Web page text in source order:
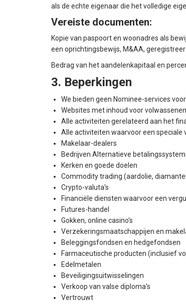
als de echte eigenaar die het volledige
Vereiste documenten:
Kopie van paspoort en woonadres als
een oprichtingsbewijs, M&AA,
Bedrag van het aandelenkapitaal en
3. Beperkingen
We bieden geen Nominee-services
Websites met inhoud voor
Alle activiteiten gerelateerd aan het
Alle activiteiten waarvoor een speciale
Makelaar-dealers
Bedrijven Alternatieve
Kerken en goede doelen
Commodity trading (aardolie,
Crypto-valuta's
Financiële diensten waarvoor een
Futures-handel
Gokken, online casino's
Verzekeringsmaatschappijen en
Beleggingsfondsen en hedgefondsen
Farmaceutische producten (inclusief
Edelmetalen
Beveiligingsuitwisselingen
Verkoop van valse diploma's
Vertrouwt